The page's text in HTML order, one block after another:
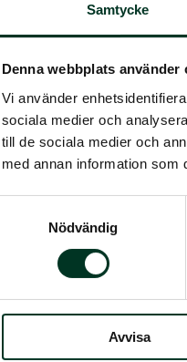
Samtycke
Denna webbplats använder
Vi använder
sociala medier och
till de sociala medier och
med annan information som
Nödvändig
Avvisa
till
och ett